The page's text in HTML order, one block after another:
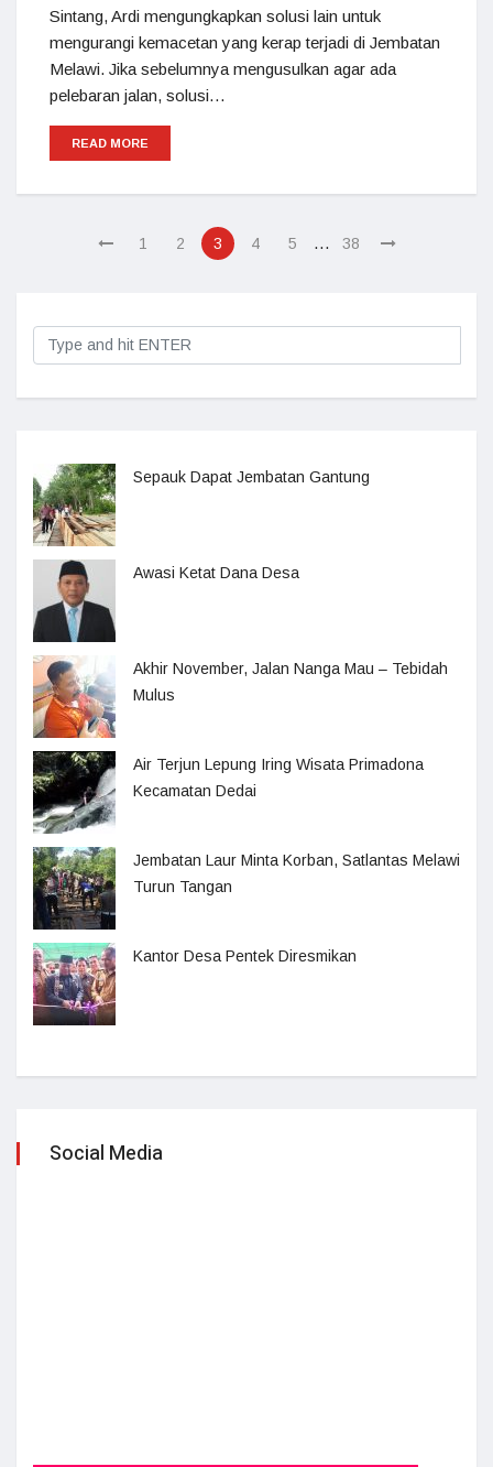
Sintang, Ardi mengungkapkan solusi lain untuk
mengurangi kemacetan yang kerap terjadi di Jembatan
Melawi. Jika sebelumnya mengusulkan agar ada
pelebaran jalan, solusi…
READ MORE
1 2 3 4 5 … 38
Sepauk Dapat Jembatan Gantung
Awasi Ketat Dana Desa
Akhir November, Jalan Nanga Mau – Tebidah
Mulus
Air Terjun Lepung Iring Wisata Primadona
Kecamatan Dedai
Jembatan Laur Minta Korban, Satlantas Melawi
Turun Tangan
Kantor Desa Pentek Diresmikan
Social Media